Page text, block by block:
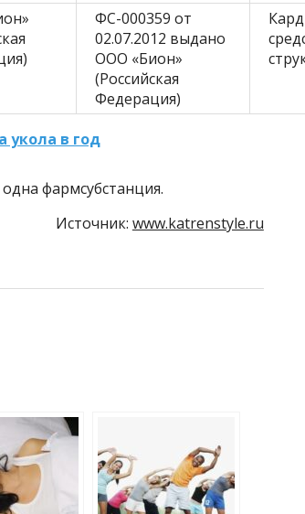
ФС-000359 от
02.07.2012 выдано
ООО «Бион»
(Российская
Федерация)
укола в год
фармсубстанция.
Источник: www.katrenstyle.ru